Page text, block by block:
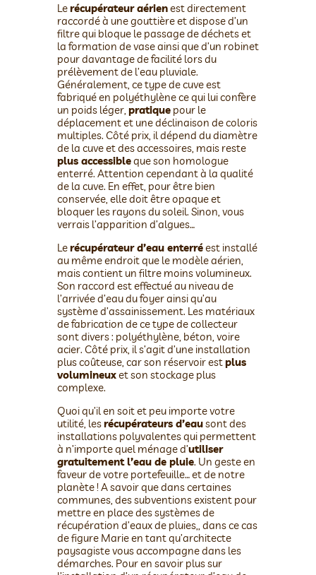
Lerécupérateur aérienest directement
raccordé à une gouttière et dispose d’un
filtre qui bloque le passage de déchets et
la formation de vase ainsi que d’un robinet
pour davantage de facilité lors du
prélèvement de l’eau pluviale.
Généralement, ce type de cuve est
fabriqué en polyéthylène ce qui lui confère
un poids léger, pratiquepour le
déplacement et une déclinaison de coloris
multiples. Côté prix, il dépend du diamètre
de la cuve et des accessoires, mais reste
plus accessibleque son homologue
enterré. Attention cependant à la qualité
de la cuve. En effet, pour être bien
conservée, elle doit être opaque et
bloquer les rayons du soleil. Sinon, vous
verrais l’apparition d’algues…
Lerécupérateur d’eau enterréest installé
au même endroit que le modèle aérien,
mais contient un filtre moins volumineux.
Son raccord est effectué au niveau de
l’arrivée d’eau du foyer ainsi qu’au
système d’assainissement. Les matériaux
de fabrication de ce type de collecteur
sont divers : polyéthylène, béton, voire
acier. Côté prix, il s’agit d’une installation
plus coûteuse, car son réservoir estplus
volumineuxet son stockage plus
complexe.
Quoi qu’il en soit et peu importe votre
utilité, lesrécupérateurs d’eausont des
installations polyvalentes qui permettent
à n’importe quel ménage d’utiliser
gratuitement l’eau de pluie. Un geste en
faveur de votre portefeuille… et de notre
planète ! A savoir que dans certaines
communes, des subventions existent pour
mettre en place des systèmes de
récupération d’eaux de pluies,, dans ce cas
de figure Marie en tant qu’architecte
paysagiste vous accompagne dans les
démarches. Pour en savoir plus sur